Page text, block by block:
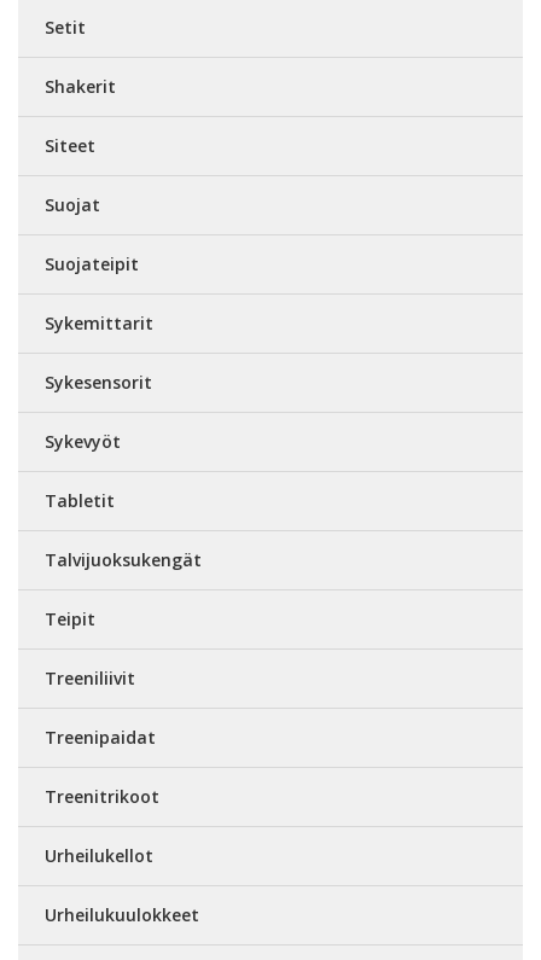
Setit
Shakerit
Siteet
Suojat
Suojateipit
Sykemittarit
Sykesensorit
Sykevyöt
Tabletit
Talvijuoksukengät
Teipit
Treeniliivit
Treenipaidat
Treenitrikoot
Urheilukellot
Urheilukuulokkeet